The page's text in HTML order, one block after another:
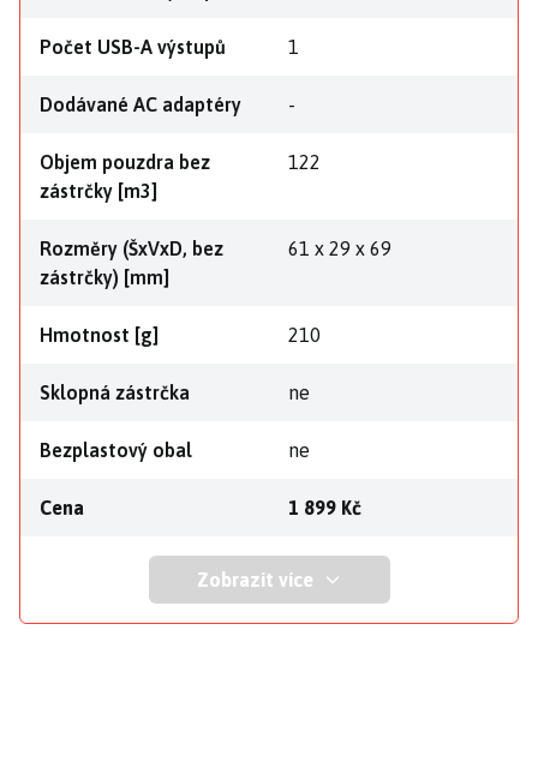
Počet USB-A výstupů 1
Dodávané AC adaptéry -
Objem pouzdra bez
zástrčky [m3]
122
Rozměry (ŠxVxD, bez
zástrčky) [mm]
61 x 29 x 69
Hmotnost [g] 210
Sklopná zástrčka ne
Bezplastový obal ne
Cena 1 899 Kč
Zobrazit více